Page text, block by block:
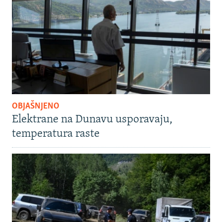
OBJAŠNJENO
Elektrane na Dunavu usporavaju,
temperatura raste